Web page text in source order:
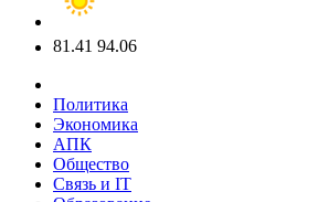
81.41 94.06
Политика
Экономика
АПК
Общество
Связь и IT